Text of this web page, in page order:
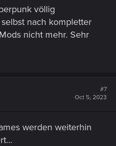
völlig
nach kompletter
nicht mehr. Sehr
#7
Oct 5, 2023
werden weiterhin